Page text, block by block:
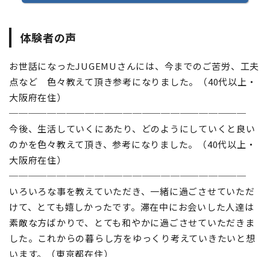
体験者の声
お世話になったJUGEMUさんには、今までのご苦労、工夫
点など 色々教えて頂き参考になりました。（40代以上・
大阪府在住）
─────────────────────────
今後、生活していくにあたり、どのようにしていくと良い
のかを色々教えて頂き、参考になりました。（40代以上・
大阪府在住）
─────────────────────────
いろいろな事を教えていただき、一緒に過ごさせていただ
けて、とても嬉しかったです。滞在中にお会いした人達は
素敵な方ばかりで、とても和やかに過ごさせていただきま
した。これからの暮らし方をゆっくり考えていきたいと想
います。（東京都在住）